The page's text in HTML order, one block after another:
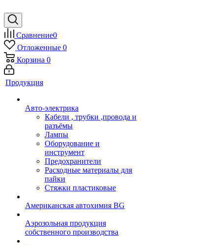
Сравнение0
Отложенные 0
Корзина 0
Продукция
Авто-электрика
Кабели , трубки ,провода и
разъёмы
Лампы
Оборудование и
инструмент
Предохранители
Расходные материалы для
пайки
Стяжки пластиковые
Американская автохимия BG
Аэрозольная продукция
собственного производства